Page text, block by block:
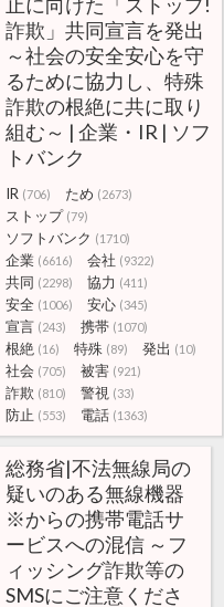
詐欺」共同宣言を発出
～社会の安全安心を守
るために協力し、特殊
詐欺の根絶に共に取り
組む～ | 企業・IR | ソフ
トバンク
IR (706) ため (2673)
ストップ (79)
ソフトバンク (1710)
企業 (6616) 会社 (9322)
共同 (2298) 協力 (411)
安全 (1006) 安心 (345)
宣言 (243) 携帯 (1070)
根絶 (16) 特殊 (89) 発出 (10)
社会 (705) 被害 (921)
詐欺 (810) 警視 (33)
防止 (553) 電話 (1363)
総務省|不法無線局の
疑いのある無線機器
※からの携帯電話サ
ービスへの混信 ～フ
ィッシング詐欺等の
SMSにご注意くださ